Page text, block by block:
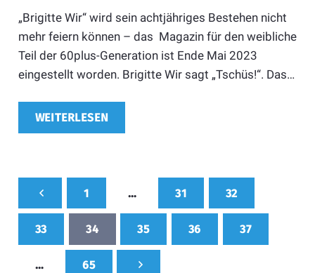
„Brigitte Wir“ wird sein achtjähriges Bestehen nicht
mehr feiern können – das Magazin für den weibliche
Teil der 60plus-Generation ist Ende Mai 2023
eingestellt worden. Brigitte Wir sagt „Tschüs!“. Das…
WEITERLESEN
1 … 31 32
33 34 35 36 37
… 65